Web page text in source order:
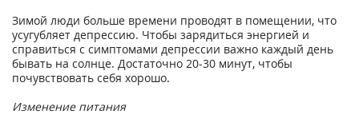
Зимой люди больше времени проводят в помещении, что
усугубляет депрессию. Чтобы зарядиться энергией и
справиться с симптомами депрессии важно каждый день
бывать на солнце. Достаточно 20-30 минут, чтобы
почувствовать себя хорошо.
Изменение питания